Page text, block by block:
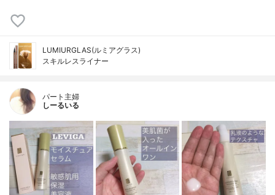
LUMIURGLAS(ルミアグラス)
スキルレスライナー
パート主婦
しーるいる